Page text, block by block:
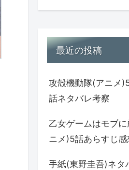
最近の投稿
攻殻機動隊(アニメ
話ネタバレ考察
乙女ゲームはモブ
ニメ)5話あらすじ
手紙(東野圭吾)ネタ